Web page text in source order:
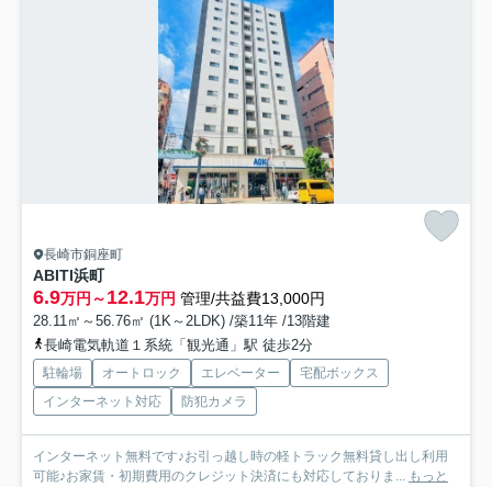
長崎市銅座町
ABITI浜町
6.9万円～12.1万円 管理/共益費13,000円
28.11㎡～56.76㎡ (1K～2LDK) /築11年 /13階建
長崎電気軌道１系統「観光通」駅 徒歩2分
駐輪場 オートロック エレベーター
宅配ボックス
インターネット対応
防犯カメラ
インターネット無料です♪お引っ越し時の軽トラック無料貸し出し利用
可能♪お家賃・初期費用のクレジット決済にも対応しておりま... もっと